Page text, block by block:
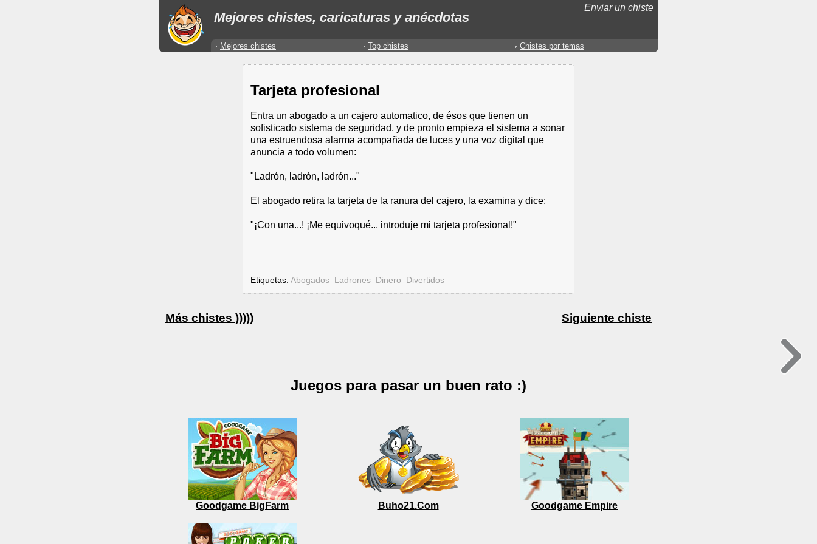
Mejores chistes, caricaturas y anécdotas
Enviar un chiste
Mejores chistes Top chistes Chistes por temas
Tarjeta profesional
Entra un abogado a un cajero automatico, de ésos que tienen un
sofisticado sistema de seguridad, y de pronto empieza el sistema a sonar
una estruendosa alarma acompañada de luces y una voz digital que
anuncia a todo volumen:
"Ladrón, ladrón, ladrón..."
El abogado retira la tarjeta de la ranura del cajero, la examina y dice:
"¡Con una...! ¡Me equivoqué... introduje mi tarjeta profesional!"
Etiquetas: Abogados Ladrones Dinero Divertidos
Más chistes ))))) Siguiente chiste
Juegos para pasar un buen rato :)
Goodgame BigFarm Buho21.Com Goodgame Empire